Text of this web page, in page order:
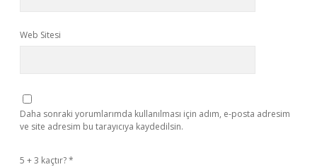
Web Sitesi
Daha sonraki yorumlarımda kullanılması için adım, e-posta adresim
ve site adresim bu tarayıcıya kaydedilsin.
5 + 3 kaçtır?*